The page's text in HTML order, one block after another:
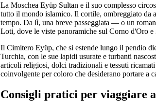
La Moschea Eyüp Sultan e il suo complesso
tutto il mondo islamico. Il cortile, ombreggiato da
tempo. Da lì, una breve passeggiata — o un
Loti, dove le viste panoramiche sul Corno d'Oro
Il Cimitero Eyüp, che si estende lungo il pendio
Turchia, con le sue lapidi usurate e turbanti
articoli religiosi, dolci tradizionali e tessuti
coinvolgente per coloro che desiderano portare a
Consigli pratici per viaggiare